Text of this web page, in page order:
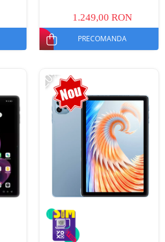
1.249,00 RON
PRECOMANDA
-20%